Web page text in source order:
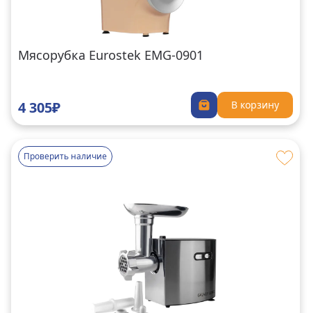
Мясорубка Eurostek EMG-0901
4 305₽ В корзину
Проверить наличие